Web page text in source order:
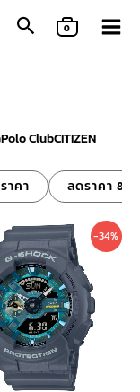
0
Polo ClubCITIZEN
าคา ลดราคา &
-34%
Original
price
was:
6,000 ฿.
price